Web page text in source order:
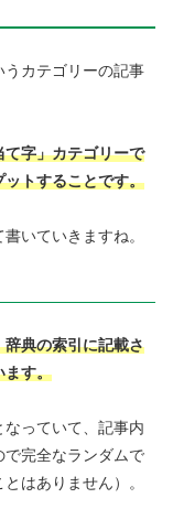
うカテゴリーの記事
て字」カテゴリーで
トすることです。
いていきますね。
典の索引に記載さ
ます。
なっていて、記事内
で完全なランダムで
はありません）。